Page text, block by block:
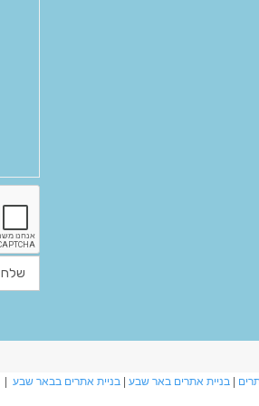
בניית אתרים באר שבע בניית אתרים בבאר שבע